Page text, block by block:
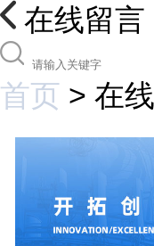
在线留言
首页 > 在